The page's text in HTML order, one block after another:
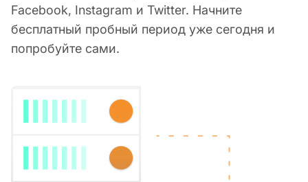
Facebook, Instagram и Twitter. Начните
бесплатный пробный период уже сегодня и
попробуйте сами.